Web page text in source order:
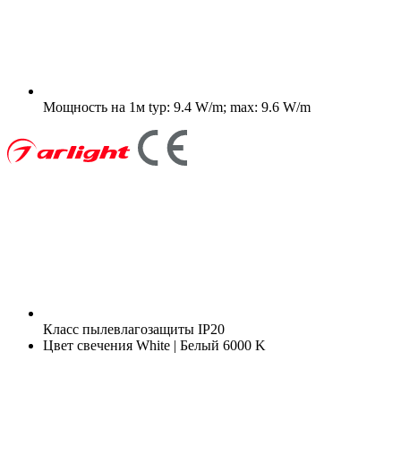
Мощность на 1м typ: 9.4 W/m; max: 9.6 W/m
Класс пылевлагозащиты IP20
Цвет свечения White | Белый 6000 K